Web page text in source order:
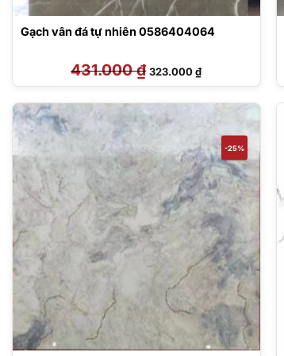
Gạch vân đá tự nhiên 0586404064
431.000₫ Giá
gốc
là:
323.000₫Giá
hiện
tại
323.000 ₫.
-25%